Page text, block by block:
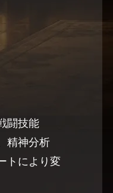
闘技能
精神分析
トにより変